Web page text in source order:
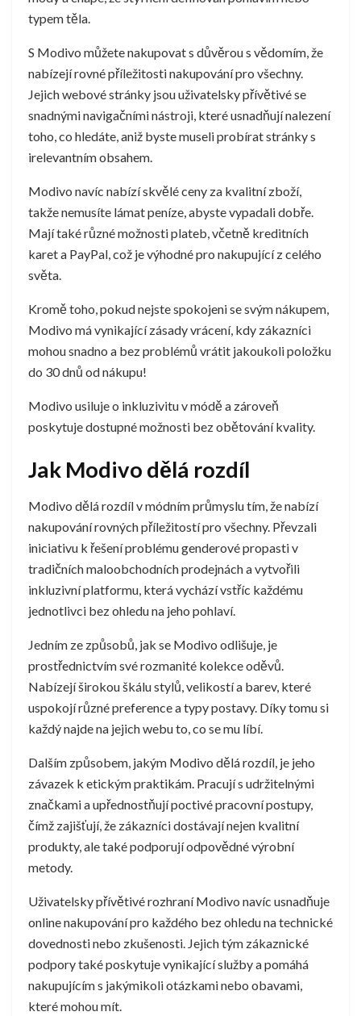
typem těla.
S Modivo můžete nakupovat s důvěrou s vědomím, že
nabízejí rovné příležitosti nakupování pro všechny.
Jejich webové stránky jsou uživatelsky přívětivé se
snadnými navigačními nástroji, které usnadňují nalezení
toho, co hledáte, aniž byste museli probírat stránky s
irelevantním obsahem.
Modivo navíc nabízí skvělé ceny za kvalitní zboží,
takže nemusíte lámat peníze, abyste vypadali dobře.
Mají také různé možnosti plateb, včetně kreditních
karet a PayPal, což je výhodné pro nakupující z celého
světa.
Kromě toho, pokud nejste spokojeni se svým nákupem,
Modivo má vynikající zásady vrácení, kdy zákazníci
mohou snadno a bez problémů vrátit jakoukoli položku
do 30 dnů od nákupu!
Modivo usiluje o inkluzivitu v módě a zároveň
poskytuje dostupné možnosti bez obětování kvality.
Jak Modivo dělá rozdíl
Modivo dělá rozdíl v módním průmyslu tím, že nabízí
nakupování rovných příležitostí pro všechny. Převzali
iniciativu k řešení problému genderové propasti v
tradičních maloobchodních prodejnách a vytvořili
inkluzivní platformu, která vychází vstříc každému
jednotlivci bez ohledu na jeho pohlaví.
Jedním ze způsobů, jak se Modivo odlišuje, je
prostřednictvím své rozmanité kolekce oděvů.
Nabízejí širokou škálu stylů, velikostí a barev, které
uspokojí různé preference a typy postavy. Díky tomu si
každý najde na jejich webu to, co se mu líbí.
Dalším způsobem, jakým Modivo dělá rozdíl, je jeho
závazek k etickým praktikám. Pracují s udržitelnými
značkami a upřednostňují poctivé pracovní postupy,
čímž zajišťují, že zákazníci dostávají nejen kvalitní
produkty, ale také podporují odpovědné výrobní
metody.
Uživatelsky přívětivé rozhraní Modivo navíc usnadňuje
online nakupování pro každého bez ohledu na technické
dovednosti nebo zkušenosti. Jejich tým zákaznické
podpory také poskytuje vynikající služby a pomáhá
nakupujícím s jakýmikoli otázkami nebo obavami,
které mohou mít.